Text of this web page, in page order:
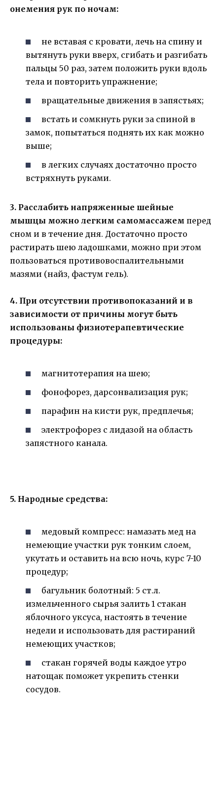
онемения рук по ночам:
не вставая с кровати, лечь на спину и
вытянуть руки вверх, сгибать и разгибать
пальцы 50 раз, затем положить руки вдоль
тела и повторить упражнение;
вращательные движения в запястьях;
встать и сомкнуть руки за спиной в
замок, попытаться поднять их как можно
выше;
в легких случаях достаточно просто
встряхнуть руками.
3. Расслабить напряженные шейные
мышцы можно легким самомассажем перед
сном и в течение дня. Достаточно просто
растирать шею ладошками, можно при этом
пользоваться противовоспалительными
мазями (найз, фастум гель).
4. При отсутствии противопоказаний и в
зависимости от причины могут быть
использованы физиотерапевтические
процедуры:
магнитотерапия на шею;
фонофорез, дарсонвализация рук;
парафин на кисти рук, предплечья;
электрофорез с лидазой на область
запястного канала.
5. Народные средства:
медовый компресс: намазать мед на
немеющие участки рук тонким слоем,
укутать и оставить на всю ночь, курс 7-10
процедур;
багульник болотный: 5 ст.л.
измельченного сырья залить 1 стакан
яблочного уксуса, настоять в течение
недели и использовать для растираний
немеющих участков;
стакан горячей воды каждое утро
натощак поможет укрепить стенки
сосудов.